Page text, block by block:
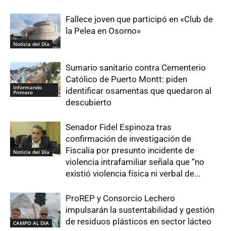
Noticia del Día
Fallece joven que participó en «Club de
la Pelea en Osorno»
Informando
Primero
Sumario sanitario contra Cementerio
Católico de Puerto Montt: piden
identificar osamentas que quedaron al
descubierto
Noticia del Día
Senador Fidel Espinoza tras
confirmación de investigación de
Fiscalía por presunto incidente de
violencia intrafamiliar señala que “no
existió violencia física ni verbal de...
CAMPO AL DIA
ProREP y Consorcio Lechero
impulsarán la sustentabilidad y gestión
de residuos plásticos en sector lácteo